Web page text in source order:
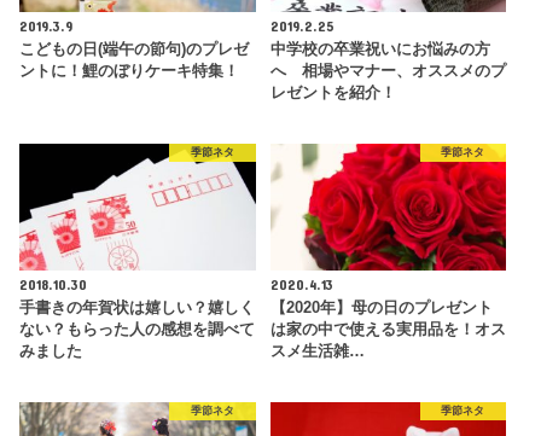
2019.3.9
こどもの日(端午の節句)のプレゼ
ントに！鯉のぼりケーキ特集！
2019.2.25
中学校の卒業祝いにお悩みの方
へ 相場やマナー、オススメのプ
レゼントを紹介！
季節ネタ
2018.10.30
手書きの年賀状は嬉しい？嬉しく
ない？もらった人の感想を調べて
みました
季節ネタ
2020.4.13
【2020年】母の日のプレゼント
は家の中で使える実用品を！オス
スメ生活雑…
季節ネタ 季節ネタ